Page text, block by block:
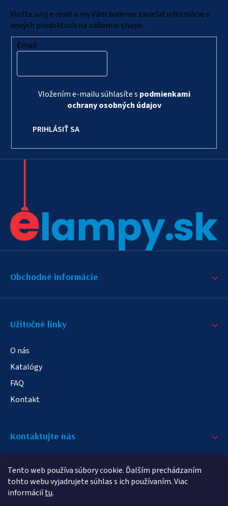
Tento web používa súbory cookie. Ďalším prechádzaním
tohto webu vyjadrujete súhlas s ich používaním. Viac
informáciítu.
Vložte svoj e-mail a my Vám budeme zasielať informácie o
nových produktoch na našom e-shope.
Email
Vložením e-mailu súhlasíte s podmienkami
ochrany osobných údajov
PRIHLÁSIŤ SA
Obchodné informácie
Užitočné linky
O nás
Katalógy
FAQ
Kontakt
Kontaktujte nás
info@elampa.sk